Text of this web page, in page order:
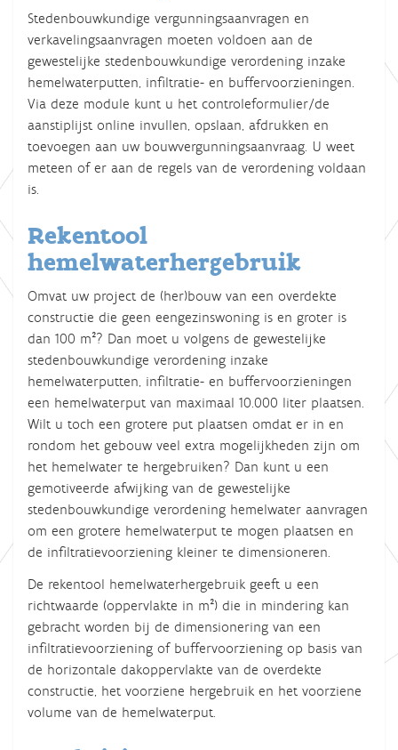
Stedenbouwkundige vergunningsaanvragen en
verkavelingsaanvragen moeten voldoen aan de
gewestelijke stedenbouwkundige verordening inzake
hemelwaterputten, infiltratie- en buffervoorzieningen.
Via deze module kunt u het controleformulier/de
aanstiplijst online invullen, opslaan, afdrukken en
toevoegen aan uw bouwvergunningsaanvraag. U weet
meteen of er aan de regels van de verordening voldaan
is.
Rekentool
hemelwaterhergebruik
Omvat uw project de (her)bouw van een overdekte
constructie die geen eengezinswoning is en groter is
dan 100 m²? Dan moet u volgens de gewestelijke
stedenbouwkundige verordening inzake
hemelwaterputten, infiltratie- en buffervoorzieningen
een hemelwaterput van maximaal 10.000 liter plaatsen.
Wilt u toch een grotere put plaatsen omdat er in en
rondom het gebouw veel extra mogelijkheden zijn om
het hemelwater te hergebruiken? Dan kunt u een
gemotiveerde afwijking van de gewestelijke
stedenbouwkundige verordening hemelwater aanvragen
om een grotere hemelwaterput te mogen plaatsen en
de infiltratievoorziening kleiner te dimensioneren.
De rekentool hemelwaterhergebruik geeft u een
richtwaarde (oppervlakte in m²) die in mindering kan
gebracht worden bij de dimensionering van een
infiltratievoorziening of buffervoorziening op basis van
de horizontale dakoppervlakte van de overdekte
constructie, het voorziene hergebruik en het voorziene
volume van de hemelwaterput.